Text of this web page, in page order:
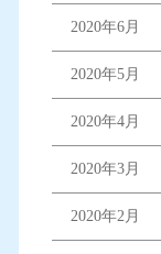
2020年6月
2020年5月
2020年4月
2020年3月
2020年2月